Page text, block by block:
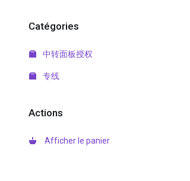
Catégories
中转面板授权
专线
Actions
Afficher le panier